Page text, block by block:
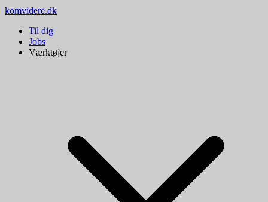
komvidere.dk
Til dig
Jobs
Værktøjer